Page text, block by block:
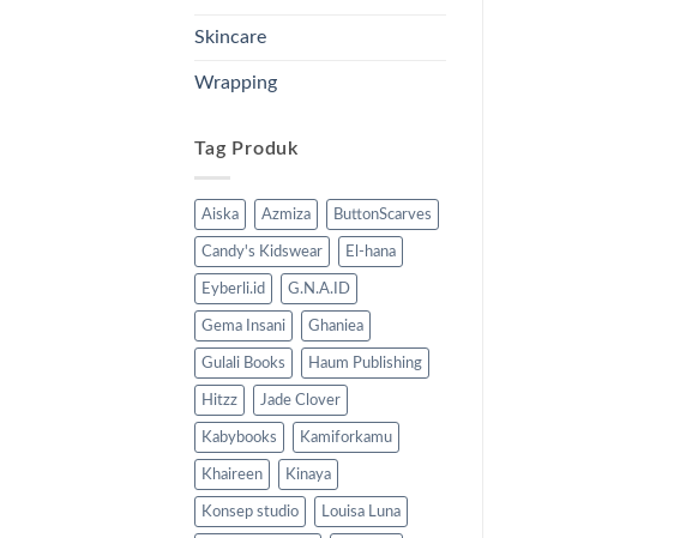
Skincare
Wrapping
Tag Produk
Aiska Azmiza ButtonScarves
Candy's Kidswear El-hana
Eyberli.id G.N.A.ID
Gema Insani Ghaniea
Gulali Books Haum Publishing
Hitzz Jade Clover
Kabybooks Kamiforkamu
Khaireen Kinaya
Konsep studio Louisa Luna